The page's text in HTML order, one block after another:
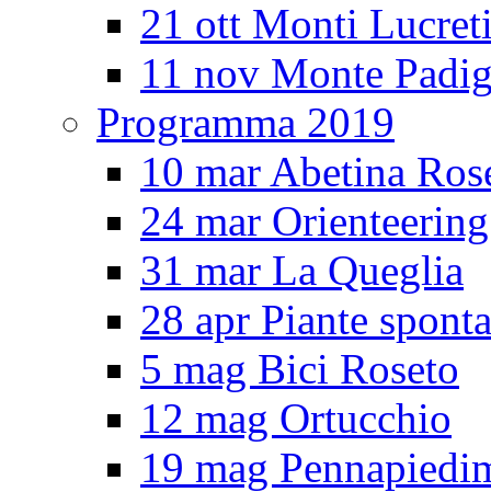
21 ott Monti
11 nov Monte
Programma 2019
10 mar Abetina
24 mar
31 mar La Queglia
28 apr Piante
5 mag Bici Roseto
12 mag Ortucchio
19 mag